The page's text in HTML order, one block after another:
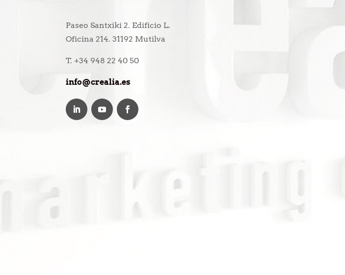
Paseo Santxiki 2. Edificio L.
Oficina 214. 31192 Mutilva
T. +34 948 22 40 50
info@crealia.es